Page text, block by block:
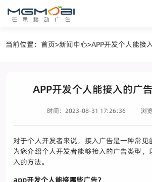
当前位置：首页>新闻中心>
APP开发个人能接入的广
时间：2023-08-31 17:26:36 浏
对于个人开发者来说，接入广告是一种常见
为您介绍个人开发者能够接入的广告类型，
入的方法。
app开发个人能接哪些广告？